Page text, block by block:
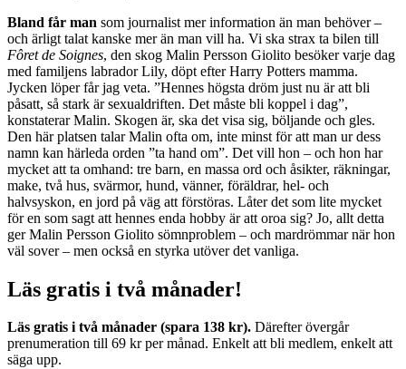
Bland får man som journalist mer information än man behöver –
och ärligt talat kanske mer än man vill ha. Vi ska strax ta bilen till
Fôret de Soignes, den skog Malin Persson Giolito besöker varje dag
med familjens labrador Lily, döpt efter Harry Potters mamma.
Jycken löper får jag veta. ”Hennes högsta dröm just nu är att bli
påsatt, så stark är sexualdriften. Det måste bli koppel i dag”,
konstaterar Malin. Skogen är, ska det visa sig, böljande och gles.
Den här platsen talar Malin ofta om, inte minst för att man ur dess
namn kan härleda orden ”ta hand om”. Det vill hon – och hon har
mycket att ta omhand: tre barn, en massa ord och åsikter, räkningar,
make, två hus, svärmor, hund, vänner, föräldrar, hel- och
halvsyskon, en jord på väg att förstöras. Låter det som lite mycket
för en som sagt att hennes enda hobby är att oroa sig? Jo, allt detta
ger Malin Persson Giolito sömnproblem – och mardrömmar när hon
väl sover – men också en styrka utöver det vanliga.
Läs gratis i två månader!
Läs gratis i två månader (spara 138 kr). Därefter övergår
prenumeration till 69 kr per månad. Enkelt att bli medlem, enkelt att
säga upp.